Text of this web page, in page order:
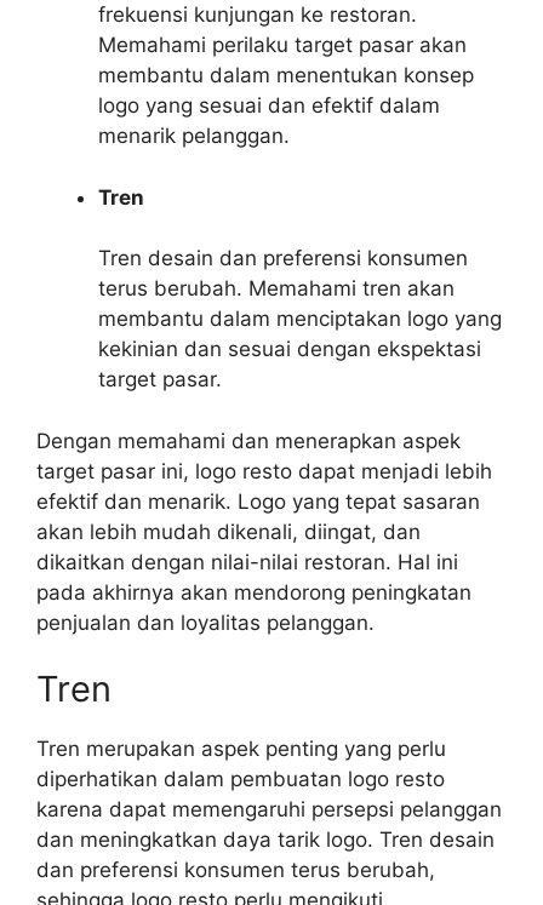
frekuensi kunjungan ke restoran.
Memahami perilaku target pasar akan
membantu dalam menentukan konsep
logo yang sesuai dan efektif dalam
menarik pelanggan.
Tren
Tren desain dan preferensi konsumen
terus berubah. Memahami tren akan
membantu dalam menciptakan logo yang
kekinian dan sesuai dengan ekspektasi
target pasar.
Dengan memahami dan menerapkan aspek
target pasar ini, logo resto dapat menjadi lebih
efektif dan menarik. Logo yang tepat sasaran
akan lebih mudah dikenali, diingat, dan
dikaitkan dengan nilai-nilai restoran. Hal ini
pada akhirnya akan mendorong peningkatan
penjualan dan loyalitas pelanggan.
Tren
Tren merupakan aspek penting yang perlu
diperhatikan dalam pembuatan logo resto
karena dapat memengaruhi persepsi pelanggan
dan meningkatkan daya tarik logo. Tren desain
dan preferensi konsumen terus berubah,